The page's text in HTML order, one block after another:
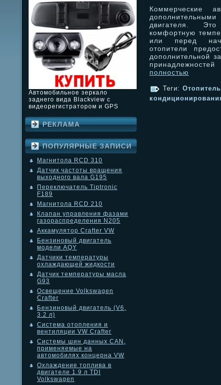
Автомобильное зеркало
заднего вида Blackview с
видеорегистратором и GPS
РЕКЛАМА
ПОПУЛЯРНЫЕ ЗАПИСИ
Магнитола RCD 310
Датчик частоты вращения
выходного вала G195
Переключатель Tiptronic
F189
Магнитола RCD 210
Клапан управления фазами
газораспределения N205
Аккамулятор Crafter VW
Бензиновый двигатель
модели AQY
Датчики температуры
охлаждающей жидкости
Датчик температуры масла
G93
Освещение Volkswagen
Crafter
Бензиновый двигатель (V6,
3.2 л)
Система отопления и
вентиляции VW Crafter
Системы шин данных CAN,
применяемые на
автомобилях концерна VW
Охлаждение топлива в
двигателе 1.9 л TDI
Volkswagen
Коммерческие
двигателя.
комфортную
или перед
отопители
дополнительной
полностью
Теги: